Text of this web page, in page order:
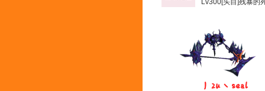
Lv300[头目]残暴的